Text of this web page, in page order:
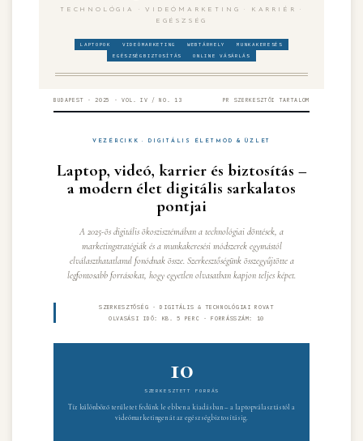
TECHNOLÓGIA · VIDEÓMARKETING · KARRIÉR ·
EGÉSZSÉG
LAPTOPOK VIDEÓMARKETING WEBTÁRHELY
MUNKAKERESÉS
EGÉSZSÉGBIZTOSÍTÁS
ONLINE VÁSÁRLÁS
BUDAPEST · 2025 · VOL. IV / NO. 13 PR SZERKESZTŐI TARTALOM
VEZÉRCIKK · DIGITÁLIS ÉLETMÓD & ÜZLET
Laptop, videó, karrier és biztosítás –
a modern élet digitális sarkalatos
pontjai
A 2025-ös digitális ökoszisztémában a technológiai döntések, a
marketingstratégiák és a munkakeresési módszerek egymástól
elválaszthatatlanul fonódnak össze. Szerkesztőségünk összegyűjtötte a
legfontosabb forrásokat, hogy egyetlen olvasatban kapjon teljes képet.
SZERKESZTŐSÉG · DIGITÁLIS & TECHNOLÓGIAI ROVAT
OLVASÁSI IDŐ: KB. 5 PERC · FORRÁSSZÁM: 10
10
SZERKESZTETT FORRÁS
Tíz különböző területet fedünk le ebben a kiadásban – a laptopválasztástól a
videómarketingen át az egészségbiztosításig.